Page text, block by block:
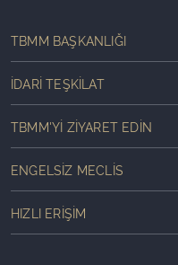
TBMM BAŞKANLIĞI
İDARI TEŞKILAT
TBMM'YI ZIYARET EDIN
ENGELSIZ MECLIS
HIZLI ERIŞIM